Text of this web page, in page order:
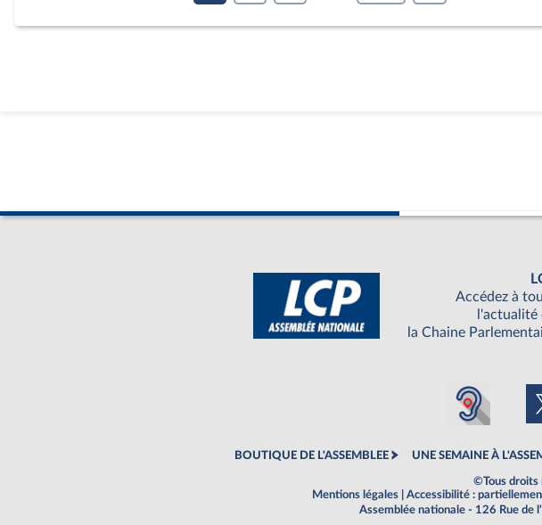
Accédez à
l'actualité
la Chaine
BOUTIQUE DE L'ASSEMBLEE UNE SEMAINE À
©Tous droits
Mentions légales
Accessibilité :
Assemblée nationale - 126 Rue